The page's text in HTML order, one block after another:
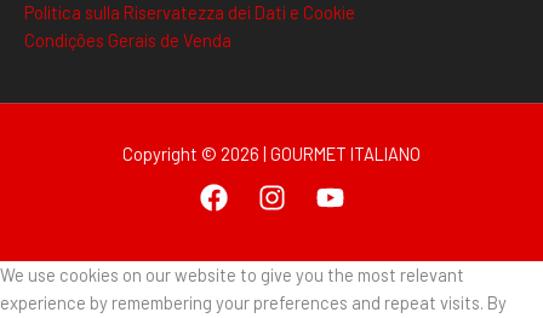
Politica sulla Riservatezza dei Dati e Cookie
Condições Gerais de Venda
Copyright © 2026 | GOURMET ITALIANO
We use cookies on our website to give you the most relevant
experience by remembering your preferences and repeat visits. By